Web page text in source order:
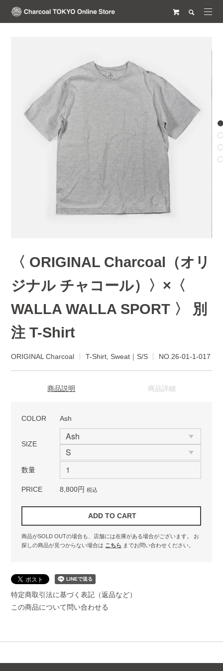
〈 ORIGINAL Charcoal（オリ
ジナル チャコール）〉×〈
WALLA WALLA SPORT 〉 別
注 T-Shirt
ORIGINAL Charcoal T-Shirt, Sweat｜S/S NO.26-01-1-017
商品説明 商品詳細
COLOR Ash
SIZE
数量
PRICE 8,800円 税込
商品がSOLD OUTの場合も、店舗には在庫がある場合がございます。
お
探しの商品が見つからない場合は こちら までお問い合わせください。
特定商取引法に基づく表記（返品など）
この商品について問い合わせる